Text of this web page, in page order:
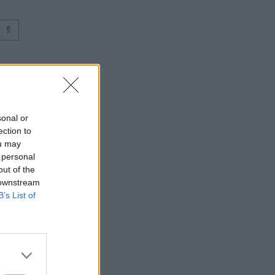
or
to
may
of the
List of
⇑